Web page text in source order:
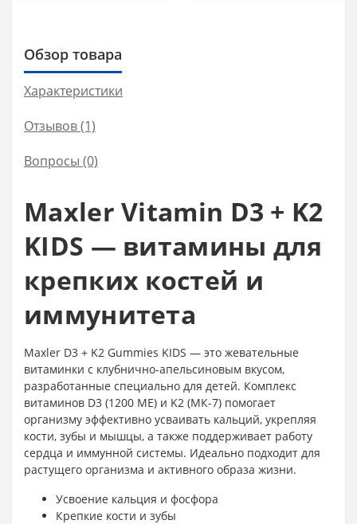
Обзор товара
Характеристики
Отзывов (1)
Вопросы (0)
Maxler Vitamin D3 + K2
KIDS — витамины для
крепких костей и
иммунитета
Maxler D3 + K2 Gummies KIDS — это жевательные
витаминки с клубнично-апельсиновым вкусом,
разработанные специально для детей. Комплекс
витаминов D3 (1200 МЕ) и K2 (МК-7) помогает
организму эффективно усваивать кальций, укрепляя
кости, зубы и мышцы, а также поддерживает работу
сердца и иммунной системы. Идеально подходит для
растущего организма и активного образа жизни.
Усвоение кальция и фосфора
Крепкие кости и зубы